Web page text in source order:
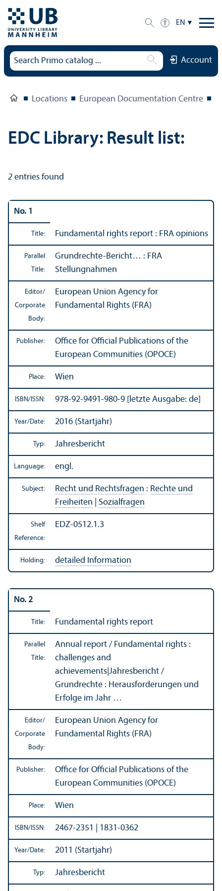
EN
Account
Locations European Documentation Centre
EDC Library: Result list:
2 entries found
No. 1
Title: Fundamental rights report : FRA opinions
Parallel
Title:
Grundrechte-Bericht… : FRA
Stellungnahmen
Editor/
Corporate
Body:
European Union Agency for
Fundamental Rights (FRA)
Publisher:
Office for Official Publications of the
European Communities (OPOCE)
Place: Wien
ISBN/ISSN: 978-92-9491-980-9 [letzte Ausgabe: de]
Year/Date: 2016 (Startjahr)
Typ: Jahresbericht
Language: engl.
Subject: Recht und Rechtsfragen : Rechte und
Freiheiten
Sozialfragen
Shelf
Reference:
EDZ-0512.1.3
Holding: detailed Information
No. 2
Title: Fundamental rights report
Parallel
Title:
Annual report / Fundamental rights :
challenges and
achievements Jahresbericht /
Grundrechte : Herausforderungen und
Erfolge im Jahr …
Editor/
Corporate
Body:
European Union Agency for
Fundamental Rights (FRA)
Publisher:
Office for Official Publications of the
European Communities (OPOCE)
Place: Wien
ISBN/ISSN: 2467-2351 | 1831-0362
Year/Date: 2011 (Startjahr)
Typ: Jahresbericht